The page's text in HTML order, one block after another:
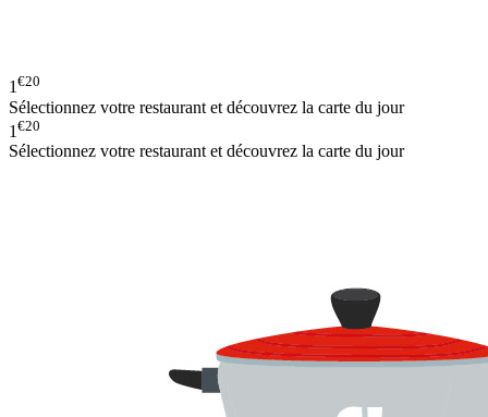
1€20
Sélectionnez votre restaurant et découvrez la carte du jour
1 €20
Sélectionnez votre restaurant et découvrez la carte du jour